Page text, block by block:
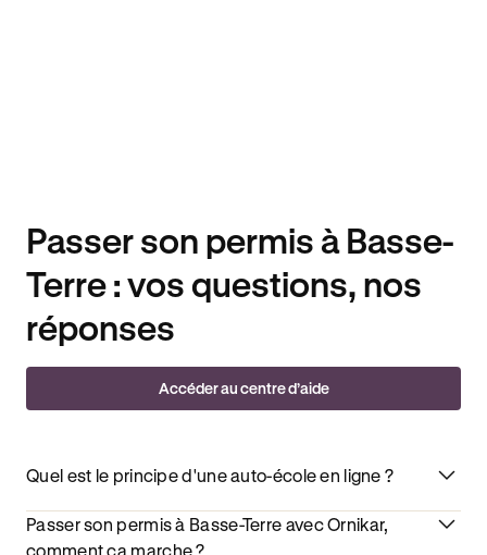
Passer son permis à Basse-
Terre : vos questions, nos
réponses
Accéder au centre d’aide
Quel est le principe d'une auto-école en ligne ?
Passer son permis à Basse-Terre avec Ornikar,
comment ça marche ?